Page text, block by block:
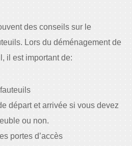
des conseils sur le
Lors du déménagement de
il est important de:
départ et arrivée si vous devez
ou non.
portes d’accès